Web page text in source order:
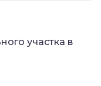
участка в